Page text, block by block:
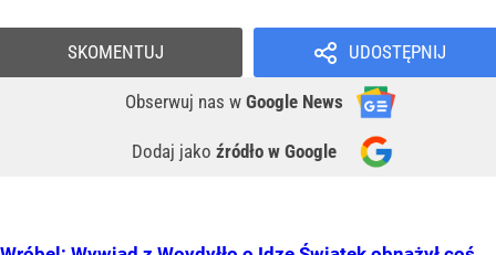
UDOSTĘPNIJ
Obserwuj nas w Google News
Dodaj jako źródło w Google
SKOMENTUJ